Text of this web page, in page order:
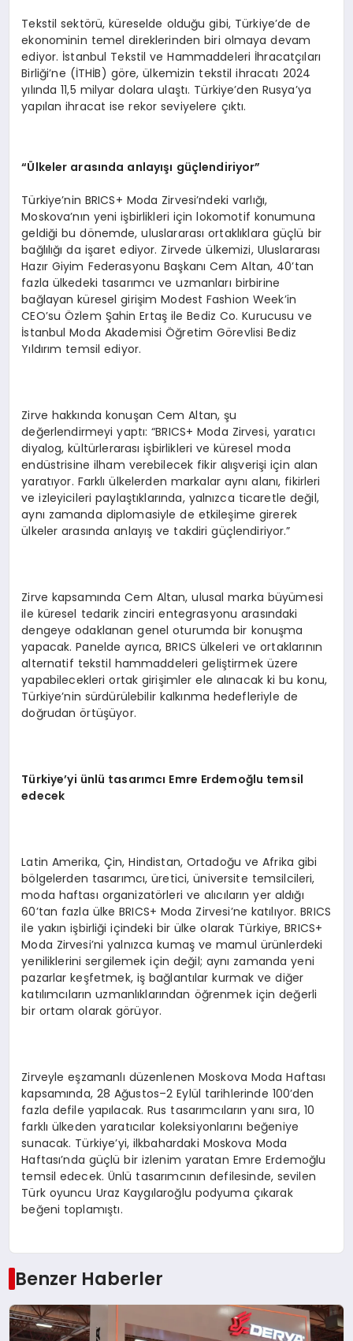
Tekstil sektörü, küreselde olduğu gibi, Türkiye’de de
ekonominin temel direklerinden biri olmaya devam
ediyor. İstanbul Tekstil ve Hammaddeleri İhracatçıları
Birliği’ne (İTHİB) göre, ülkemizin tekstil ihracatı 2024
yılında 11,5 milyar dolara ulaştı. Türkiye’den Rusya’ya
yapılan ihracat ise rekor seviyelere çıktı.
“Ülkeler arasında anlayışı güçlendiriyor”
Türkiye’nin BRICS+ Moda Zirvesi’ndeki varlığı,
Moskova’nın yeni işbirlikleri için lokomotif konumuna
geldiği bu dönemde, uluslararası ortaklıklara güçlü bir
bağlılığı da işaret ediyor. Zirvede ülkemizi, Uluslararası
Hazır Giyim Federasyonu Başkanı Cem Altan, 40’tan
fazla ülkedeki tasarımcı ve uzmanları birbirine
bağlayan küresel girişim Modest Fashion Week’in
CEO’su Özlem Şahin Ertaş ile Bediz Co. Kurucusu ve
İstanbul Moda Akademisi Öğretim Görevlisi Bediz
Yıldırım temsil ediyor.
Zirve hakkında konuşan Cem Altan, şu
değerlendirmeyi yaptı: “BRICS+ Moda Zirvesi, yaratıcı
diyalog, kültürlerarası işbirlikleri ve küresel moda
endüstrisine ilham verebilecek fikir alışverişi için alan
yaratıyor. Farklı ülkelerden markalar aynı alanı, fikirleri
ve izleyicileri paylaştıklarında, yalnızca ticaretle değil,
aynı zamanda diplomasiyle de etkileşime girerek
ülkeler arasında anlayış ve takdiri güçlendiriyor.”
Zirve kapsamında Cem Altan, ulusal marka büyümesi
ile küresel tedarik zinciri entegrasyonu arasındaki
dengeye odaklanan genel oturumda bir konuşma
yapacak. Panelde ayrıca, BRICS ülkeleri ve ortaklarının
alternatif tekstil hammaddeleri geliştirmek üzere
yapabilecekleri ortak girişimler ele alınacak ki bu konu,
Türkiye’nin sürdürülebilir kalkınma hedefleriyle de
doğrudan örtüşüyor.
Türkiye’yi ünlü tasarımcı Emre Erdemoğlu temsil
edecek
Latin Amerika, Çin, Hindistan, Ortadoğu ve Afrika gibi
bölgelerden tasarımcı, üretici, üniversite temsilcileri,
moda haftası organizatörleri ve alıcıların yer aldığı
60’tan fazla ülke BRICS+ Moda Zirvesi’ne katılıyor. BRICS
ile yakın işbirliği içindeki bir ülke olarak Türkiye, BRICS+
Moda Zirvesi’ni yalnızca kumaş ve mamul ürünlerdeki
yeniliklerini sergilemek için değil; aynı zamanda yeni
pazarlar keşfetmek, iş bağlantılar kurmak ve diğer
katılımcıların uzmanlıklarından öğrenmek için değerli
bir ortam olarak görüyor.
Zirveyle eşzamanlı düzenlenen Moskova Moda Haftası
kapsamında, 28 Ağustos–2 Eylül tarihlerinde 100’den
fazla defile yapılacak. Rus tasarımcıların yanı sıra, 10
farklı ülkeden yaratıcılar koleksiyonlarını beğeniye
sunacak. Türkiye’yi, ilkbahardaki Moskova Moda
Haftası’nda güçlü bir izlenim yaratan Emre Erdemoğlu
temsil edecek. Ünlü tasarımcının defilesinde, sevilen
Türk oyuncu Uraz Kaygılaroğlu podyuma çıkarak
beğeni toplamıştı.
Benzer Haberler